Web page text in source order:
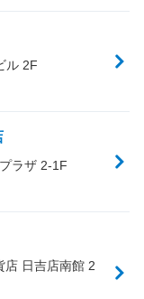
ル 2F
ラザ 2-1F
店 日吉店南館 2